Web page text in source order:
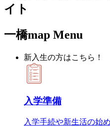
イト
一橋map Menu
新入生の方はこちら！
入学準備
入学手続や新生活の始